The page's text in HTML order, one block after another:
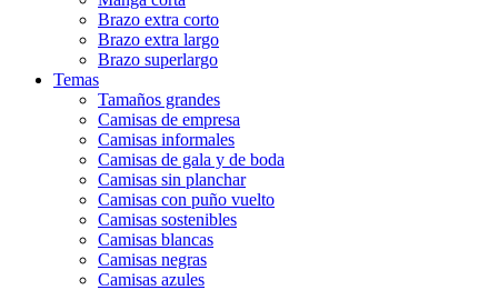
Brazo extra corto
Brazo extra largo
Brazo superlargo
Temas
Tamaños grandes
Camisas de empresa
Camisas informales
Camisas de gala y de boda
Camisas sin planchar
Camisas con puño vuelto
Camisas sostenibles
Camisas blancas
Camisas negras
Camisas azules